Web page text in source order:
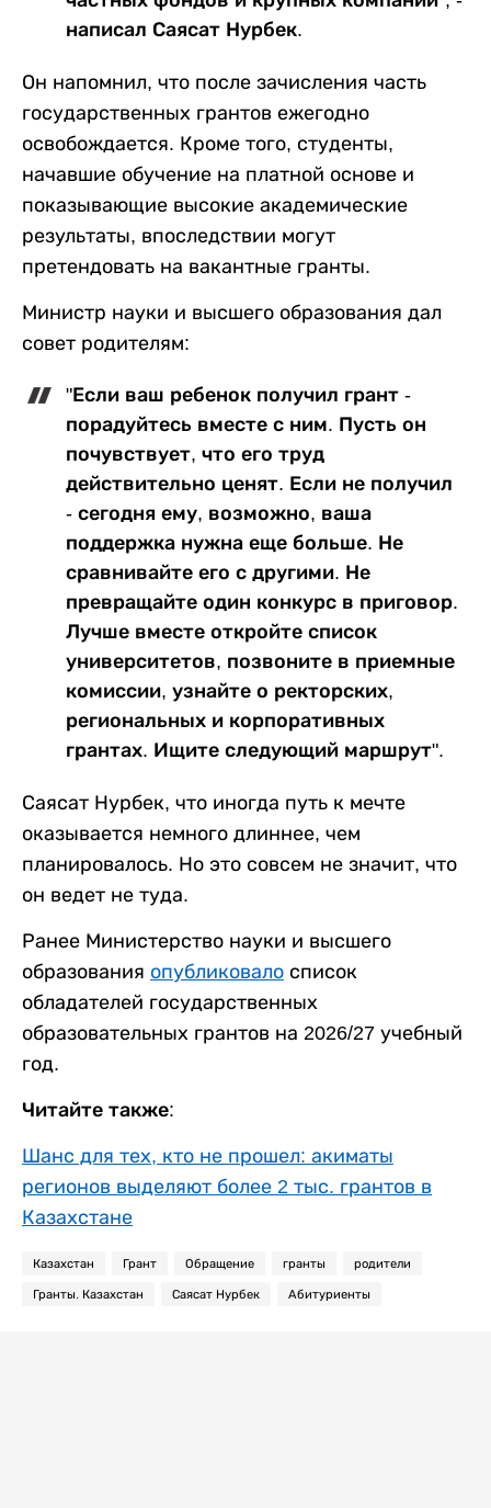
написал Саясат Нурбек.
Он напомнил, что после зачисления часть
государственных грантов ежегодно
освобождается. Кроме того, студенты,
начавшие обучение на платной основе и
показывающие высокие академические
результаты, впоследствии могут
претендовать на вакантные гранты.
Министр науки и высшего образования дал
совет родителям:
"Если ваш ребенок получил грант -
порадуйтесь вместе с ним. Пусть он
почувствует, что его труд
действительно ценят. Если не получил
- сегодня ему, возможно, ваша
поддержка нужна еще больше. Не
сравнивайте его с другими. Не
превращайте один конкурс в приговор.
Лучше вместе откройте список
университетов, позвоните в приемные
комиссии, узнайте о ректорских,
региональных и корпоративных
грантах. Ищите следующий маршрут".
Саясат Нурбек, что иногда путь к мечте
оказывается немного длиннее, чем
планировалось. Но это совсем не значит, что
он ведет не туда.
Ранее Министерство науки и высшего
образования опубликовало список
обладателей государственных
образовательных грантов на 2026/27 учебный
год.
Читайте также:
Шанс для тех, кто не прошел: акиматы
регионов выделяют более 2 тыс. грантов в
Казахстане
Казахстан Грант Обращение гранты родители
Гранты. Казахстан Саясат Нурбек Абитуриенты